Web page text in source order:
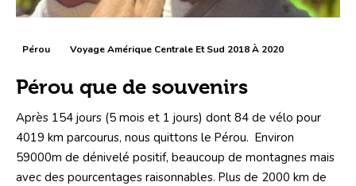
Pérou Voyage Amérique Centrale Et Sud 2018 À 2020
Pérou que de souvenirs
Après 154 jours (5 mois et 1 jours) dont 84 de vélo pour
4019 km parcourus, nous quittons le Pérou. Environ
59000m de dénivelé positif, beaucoup de montagnes mais
avec des pourcentages raisonnables. Plus de 2000 km de